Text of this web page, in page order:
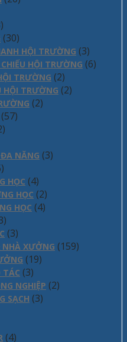
(30)
HỘI TRƯỜNG (3)
HỘI TRƯỜNG (6)
TRƯỜNG (2)
HỘI TRƯỜNG (2)
(2)
(57)
NĂNG (3)
HỌC (4)
HỌC (2)
HỌC (4)
(3)
XƯỞNG (159)
(19)
TÁC (3)
NGHIỆP (2)
SẠCH (3)
(4)